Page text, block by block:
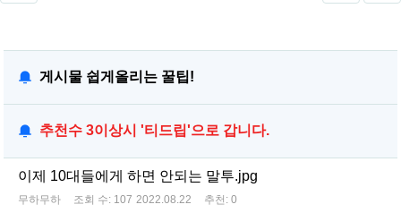
게시물 쉽게올리는 꿀팁!
추천수 3이상시 '티드립'으로 갑니다.
이제 10대들에게 하면 안되는 말투.jpg
무하무하 조회 수: 107 2022.08.22 추천: 0